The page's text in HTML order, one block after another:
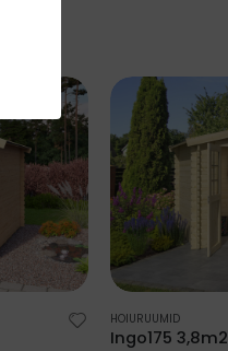
HOIURUUMID
Ingo175 3,8m2